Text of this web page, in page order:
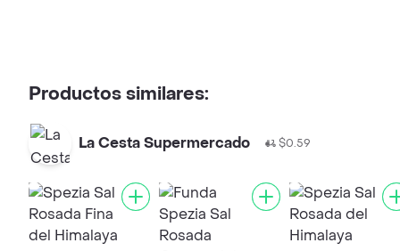
Productos similares:
La Cesta Supermercado $0.59